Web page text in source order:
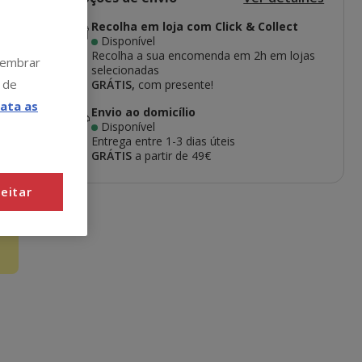
Recolha em loja com Click & Collect
Disponível
Recolha a sua encomenda em 2h em lojas
selecionadas
GRÁTIS, com presente!
Envio ao domicílio
Disponível
Entrega entre 1-3 dias úteis
GRÁTIS a partir de 49€
as